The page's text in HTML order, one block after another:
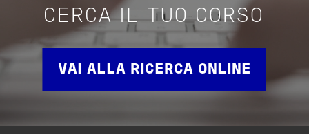
CERCA IL TUO CORSO
VAI ALLA RICERCA ONLINE